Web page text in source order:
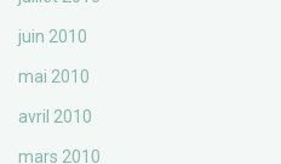
juin 2010
mai 2010
avril 2010
mars 2010